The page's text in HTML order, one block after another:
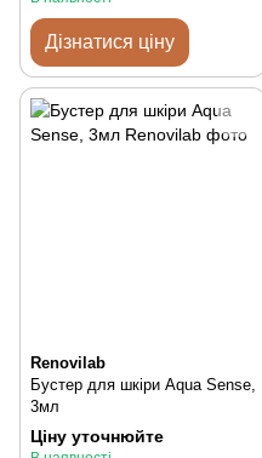
Дізнатися ціну
Renovilab
Бустер для шкіри Aqua Sense,
3мл
Ціну уточнюйте